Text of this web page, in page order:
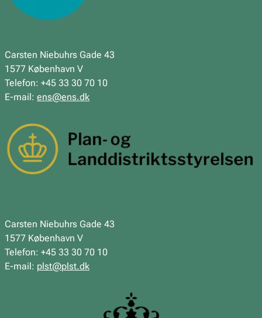
Carsten Niebuhrs Gade 43
1577 København V
Telefon: +45 33 30 70 10
E-mail: ens@ens.dk
Carsten Niebuhrs Gade 43
1577 København V
Telefon: +45 33 30 70 10
E-mail: plst@plst.dk